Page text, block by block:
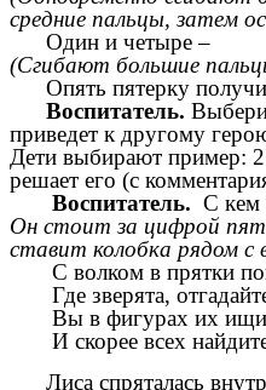
средние пальцы, затем
Один и четыре –
(Сгибают большие
Опять пятерку
Воспитатель.
приведет к другому
Дети выбирают пример:
решает его (с
Воспитатель. С кем
Он стоит за цифрой
ставит колобка рядом с
С волком в прятки
Где зверята,
Вы в фигурах их
И скорее всех
Лиса спряталась